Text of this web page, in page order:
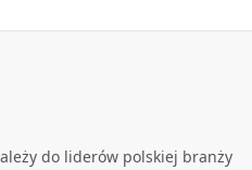
do liderów polskiej branży